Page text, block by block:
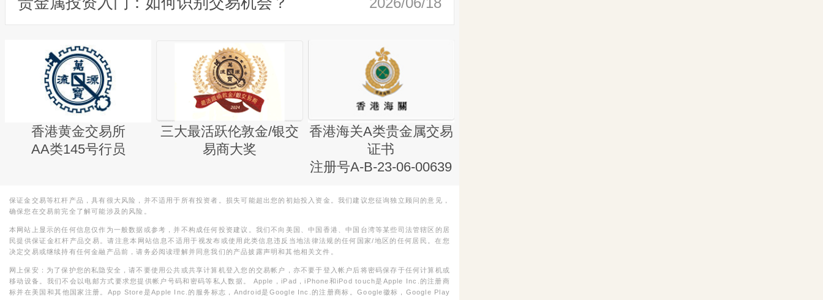
香港黄金交易所
AA类145号行员
三大最活跃伦敦金/银交
易商大奖
香港海关A类贵金属交易
证书
注册号A-B-23-06-00639
保证金交易等杠杆产品，具有很大风险，并不适用于所有投资者。损失可能超出您的初始投入资金。我们建议您征询独立顾问的意见，
确保您在交易前完全了解可能涉及的风险。
本网站上显示的任何信息仅作为一般数据或参考，并不构成任何投资建议。我们不向美国、中国香港、中国台湾等某些司法管辖区的居
民提供保证金杠杆产品交易。请注意本网站信息不适用于视发布或使用此类信息违反当地法律法规的任何国家/地区的任何居民。在您
决定交易或继续持有任何金融产品前，请务必阅读理解并同意我们的产品披露声明和其他相关文件。
网上保安：为了保护您的私隐安全，请不要使用公共或共享计算机登入您的交易帐户，亦不要于登入帐户后将密码保存于任何计算机或
移动设备。我们不会以电邮方式要求您提供帐户号码和密码等私人数据。 Apple，iPad，iPhone和iPod touch是Apple Inc.的注册商
标并在美国和其他国家注册。App Store是Apple Inc.的服务标志，Android是Google Inc.的注册商标。Google徽标，Google Play